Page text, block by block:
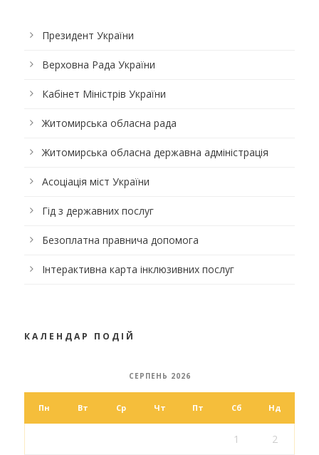
Президент України
Верховна Рада України
Кабінет Міністрів України
Житомирська обласна рада
Житомирська обласна державна адміністрація
Асоціація міст України
Гід з державних послуг
Безоплатна правнича допомога
Інтерактивна карта інклюзивних послуг
КАЛЕНДАР ПОДІЙ
СЕРПЕНЬ 2026
Пн Вт Ср Чт Пт Сб Нд
1 2